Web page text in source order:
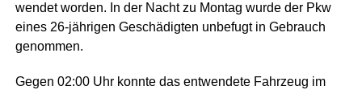
wen­det wor­den. In der Nacht zu Mon­tag wur­de der Pkw
eines 26-jäh­ri­gen Geschä­dig­ten unbe­fugt in Gebrauch
genommen.
Gegen 02:00 Uhr konn­te das ent­wen­de­te Fahr­zeug im